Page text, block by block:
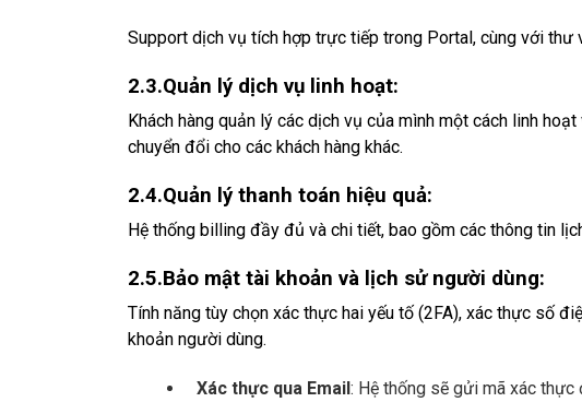
Support dịch vụ tích hợp trực tiếp trong Portal, cùng với
2.3.Quản lý dịch vụ linh hoạt:
Khách hàng quản lý các dịch vụ của mình một cách linh
chuyển đổi cho các khách hàng khác.
2.4.Quản lý thanh toán hiệu quả:
Hệ thống billing đầy đủ và chi tiết, bao gồm các thông tin
2.5.Bảo mật tài khoản và lịch sử người dùng:
Tính năng tùy chọn xác thực hai yếu tố (2FA), xác thực số
khoản người dùng.
Xác thực qua Email: Hệ thống sẽ gửi mã xác thực